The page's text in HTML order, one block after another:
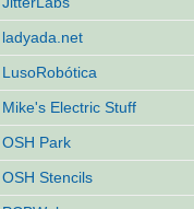
ladyada.net
LusoRobótica
Mike's Electric Stuff
OSH Park
OSH Stencils